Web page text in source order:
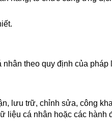
theo quy định của pháp
lưu trữ, chỉnh sửa, công
liệu cá nhân hoặc các hành